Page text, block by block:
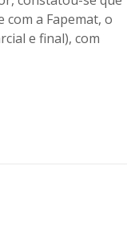
com a Fapemat, o
e final), com